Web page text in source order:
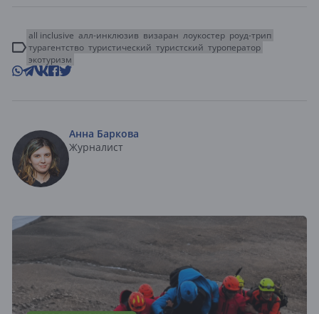
all inclusive алл-инклюзив визаран лоукостер роуд-трип
турагентство туристический туристский туроператор
экотуризм
Анна Баркова
Журналист